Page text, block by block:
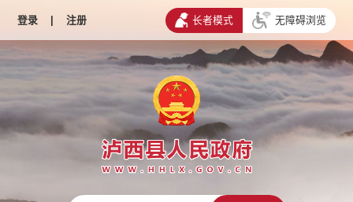
登录 | 注册 长者模式 无障碍浏览